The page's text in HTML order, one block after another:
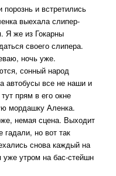
и встретились
выехала слипер-
Я же из Гокарны
своего слипера.
ночь уже.
сонный народ
автобусы все не наши и
прям в его окне
мордашку Аленка.
немая сцена. Выходит
но вот так
снова каждый на
уже утром на бас-стейшн